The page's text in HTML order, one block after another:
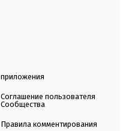
приложения
Соглашение пользователя
Сообщества
Правила комментирования